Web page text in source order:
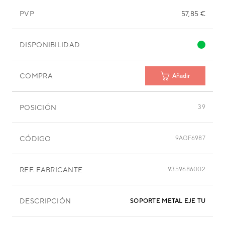
PVP 57,85 €
DISPONIBILIDAD
COMPRA Añadir
POSICIÓN 39
CÓDIGO 9AGF6987
REF. FABRICANTE 9359686002
DESCRIPCIÓN SOPORTE METAL EJE TURBINA